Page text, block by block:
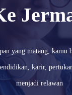
yang matang, kamu
karir,
menjadi relawan